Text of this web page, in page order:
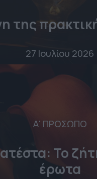
της
27 Ιουλίου 2026
Α' ΠΡΟΣΩΠΟ
Το
έρωτα